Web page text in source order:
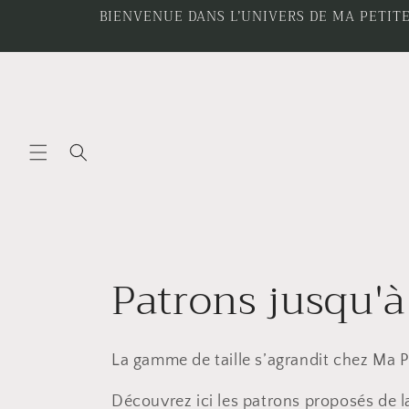
contenu
BIENVENUE DANS L’UNIVERS DE MA
C
o
Patrons
La gamme de taille s’agrandit chez Ma
Découvrez ici les patrons proposés de